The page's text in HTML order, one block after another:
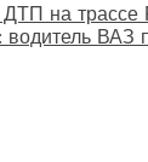
на трассе
водитель ВАЗ